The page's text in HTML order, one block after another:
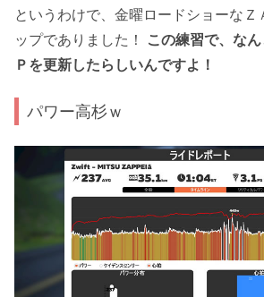
というわけで、金曜ロードショーなＺ
ップでありました！
この練習で、な
Ｐを更新したらしいんですよ！
パワー高杉ｗ